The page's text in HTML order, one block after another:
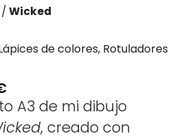
/ Wicked
de colores, Rotuladores
A3 de mi dibujo
, creado con